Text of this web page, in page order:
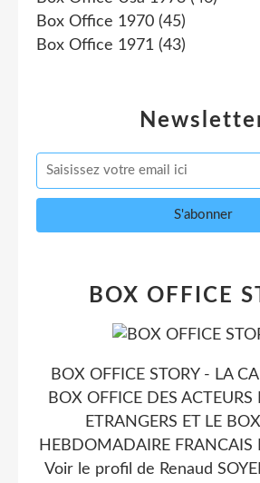
Box Office 1970 (45)
Box Office 1971 (43)
BOX OFFICE
BOX OFFICE STORY - LA
BOX OFFICE DES ACTEURS
ETRANGERS ET LE
HEBDOMADAIRE FRANCAIS
Voir le profil de Renaud